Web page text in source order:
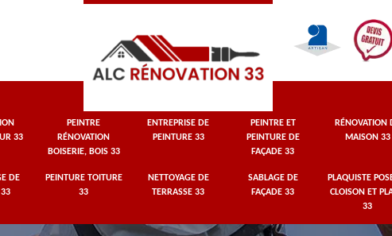
33
PEINTRE
RÉNOVATION
BOISERIE, BOIS 33
ENTREPRISE DE
PEINTURE 33
PEINTRE ET
PEINTURE DE
FAÇADE 33
RÉNOVATION
MAISON 33
DE
33
PEINTURE TOITURE
33
NETTOYAGE DE
TERRASSE 33
SABLAGE DE
FAÇADE 33
PLAQUISTE
CLOISON ET
33